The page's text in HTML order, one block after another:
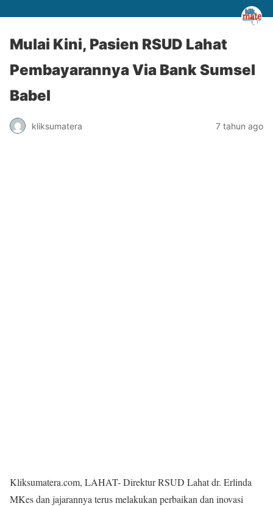
Mulai Kini, Pasien RSUD Lahat
Pembayarannya Via Bank Sumsel
Babel
kliksumatera 7 tahun ago
Kliksumatera.com, LAHAT- Direktur RSUD Lahat dr. Erlinda
MKes dan jajarannya terus melakukan perbaikan dan inovasi